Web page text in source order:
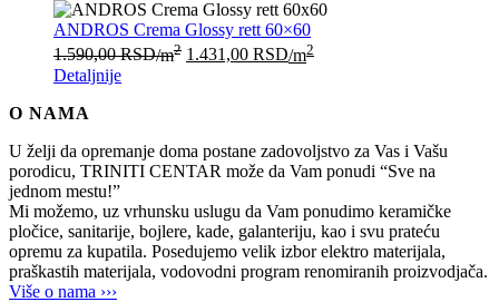
ANDROS Crema Glossy rett 60×60
1.590,00RSD/m2 1.431,00 RSD/m2
Detaljnije
O NAMA
U želji da opremanje doma postane zadovoljstvo za Vas i Vašu
porodicu, TRINITI CENTAR može da Vam ponudi “Sve na
jednom mestu!”
Mi možemo, uz vrhunsku uslugu da Vam ponudimo keramičke
pločice, sanitarije, bojlere, kade, galanteriju, kao i svu prateću
opremu za kupatila. Posedujemo velik izbor elektro materijala,
praškastih materijala, vodovodni program renomiranih proizvodjača.
Više o nama ›››